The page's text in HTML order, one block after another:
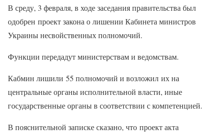
В среду, 3 февраля, в ходе заседания правительства был
одобрен проект закона о лишении Кабинета министров
Украины несвойственных полномочий.
Функции передадут министерствам и ведомствам.
Кабмин лишили 55 полномочий и возложил их на
центральные органы исполнительной власти, иные
государственные органы в соответствии с компетенцией.
В пояснительной записке сказано, что проект акта